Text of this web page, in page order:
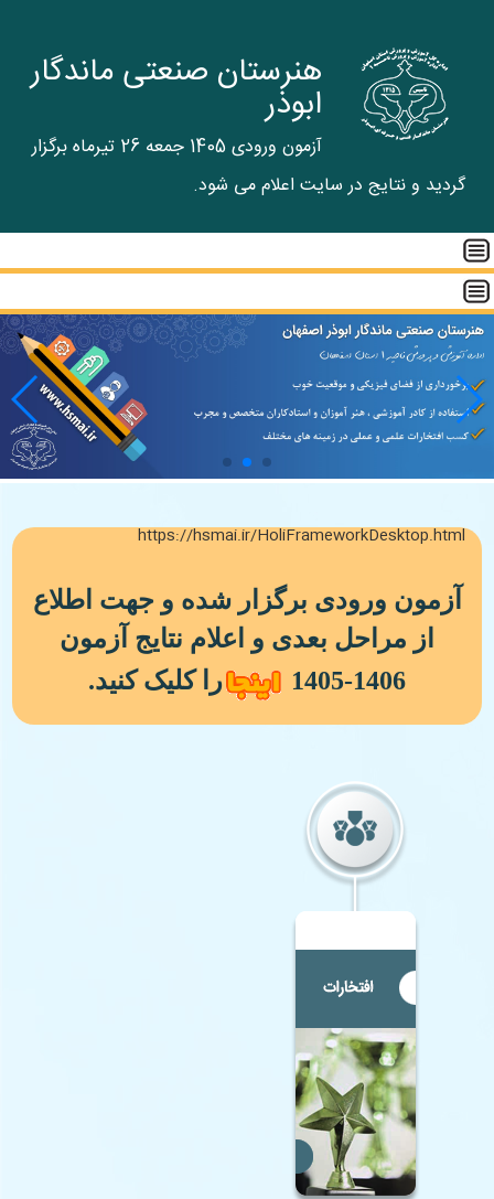
هنرستان صنعتی ماندگار
ابوذر
آزمون ورودی 1405 جمعه 26 تیرماه برگزار
گردید و نتایج در سایت اعلام می شود.
https://hsmai.ir/HoliFrameworkDesktop.html
آزمون ورودی برگزار شده و جهت اطلاع
از مراحل بعدی و اعلام نتایج آزمون
1406-1405
را کلیک کنید.